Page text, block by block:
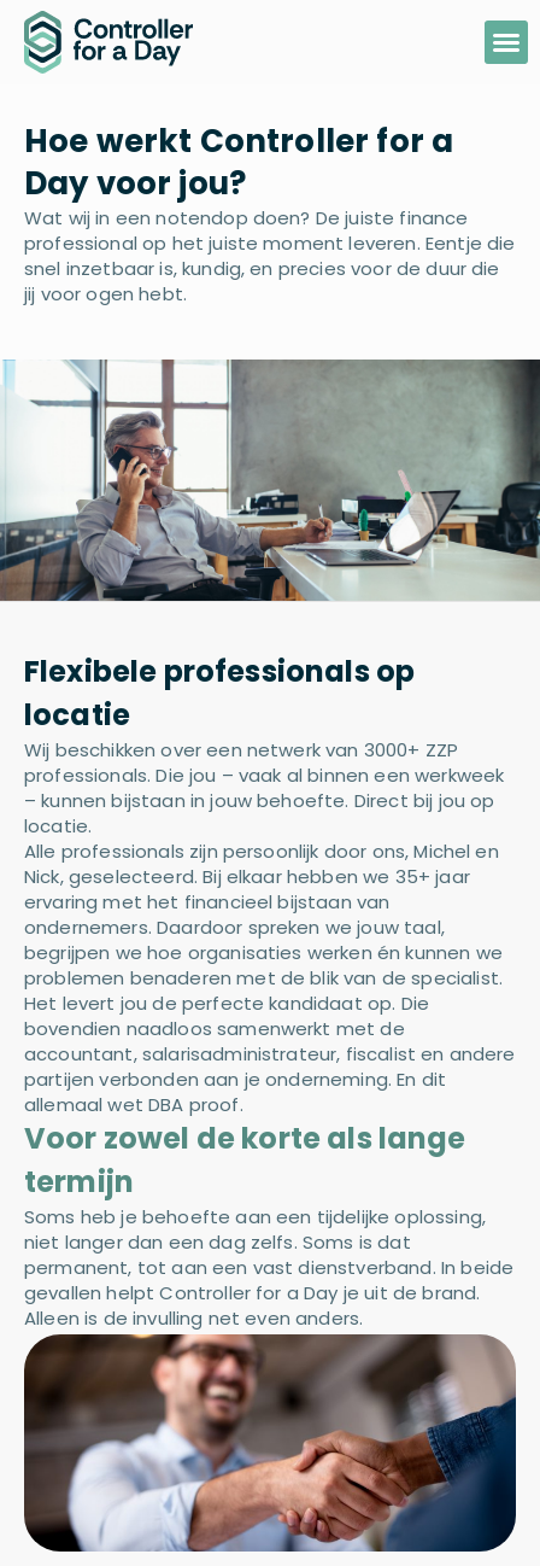
Hoe werkt Controller for a
Day voor jou?
Wat wij in een notendop doen? De juiste finance
professional op het juiste moment leveren. Eentje die
snel inzetbaar is, kundig, en precies voor de duur die
jij voor ogen hebt.
Flexibele professionals op
locatie
Wij beschikken over een netwerk van 3000+ ZZP
professionals. Die jou – vaak al binnen een werkweek
– kunnen bijstaan in jouw behoefte. Direct bij jou op
locatie.
Alle professionals zijn persoonlijk door ons, Michel en
Nick, geselecteerd. Bij elkaar hebben we 35+ jaar
ervaring met het financieel bijstaan van
ondernemers. Daardoor spreken we jouw taal,
begrijpen we hoe organisaties werken én kunnen we
problemen benaderen met de blik van de specialist.
Het levert jou de perfecte kandidaat op. Die
bovendien naadloos samenwerkt met de
accountant, salarisadministrateur, fiscalist en andere
partijen verbonden aan je onderneming. En dit
allemaal wet DBA proof.
Voor zowel de korte als lange
termijn
Soms heb je behoefte aan een tijdelijke oplossing,
niet langer dan een dag zelfs. Soms is dat
permanent, tot aan een vast dienstverband. In beide
gevallen helpt Controller for a Day je uit de brand.
Alleen is de invulling net even anders.